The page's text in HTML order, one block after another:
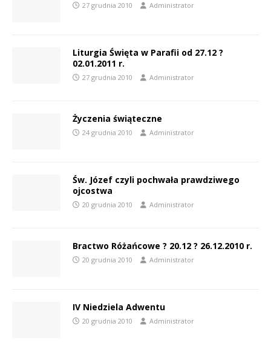
27 grudnia 2010 Administrator
Liturgia Święta w Parafii od 27.12 ?
02.01.2011 r.
27 grudnia 2010 Administrator
Życzenia świąteczne
24 grudnia 2010 Administrator
Św. Józef czyli pochwała prawdziwego
ojcostwa
20 grudnia 2010 Administrator
Bractwo Różańcowe ? 20.12 ? 26.12.2010 r.
20 grudnia 2010 Administrator
IV Niedziela Adwentu
20 grudnia 2010 Administrator